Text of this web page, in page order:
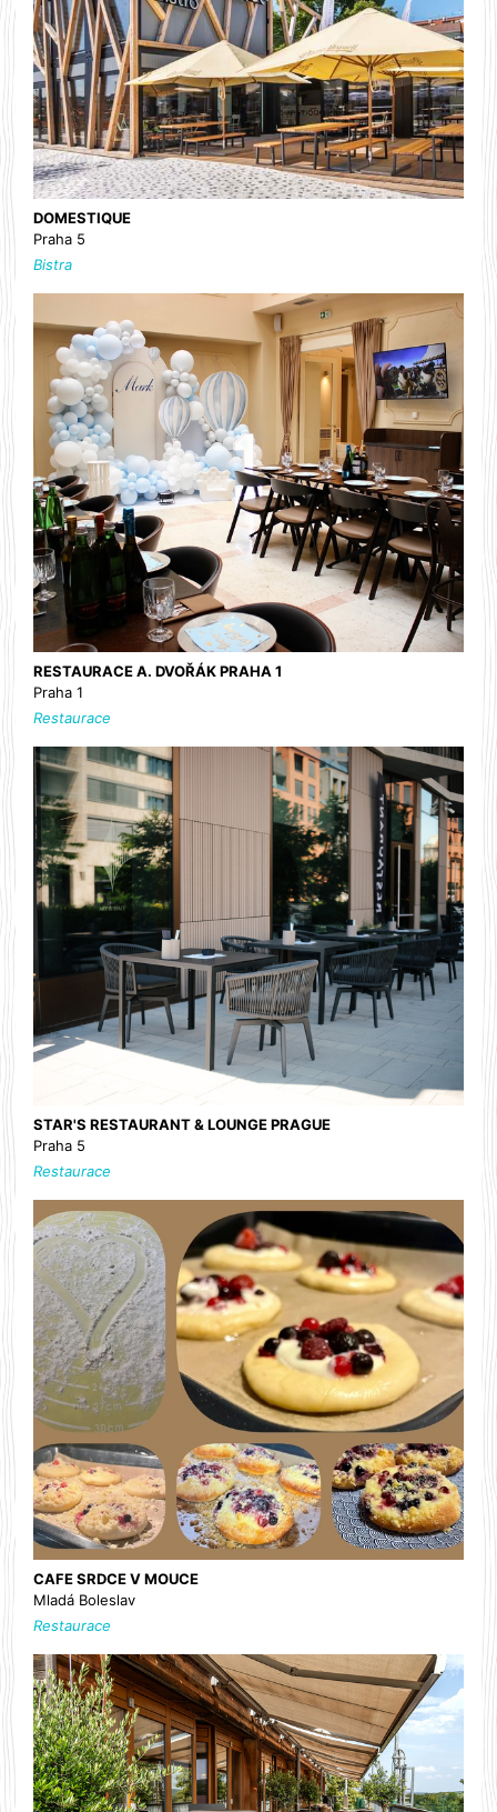
DOMESTIQUE
Praha 5
Bistra
RESTAURACE A. DVOŘÁK PRAHA 1
Praha 1
Restaurace
STAR'S RESTAURANT & LOUNGE PRAGUE
Praha 5
Restaurace
CAFE SRDCE V MOUCE
Mladá Boleslav
Restaurace